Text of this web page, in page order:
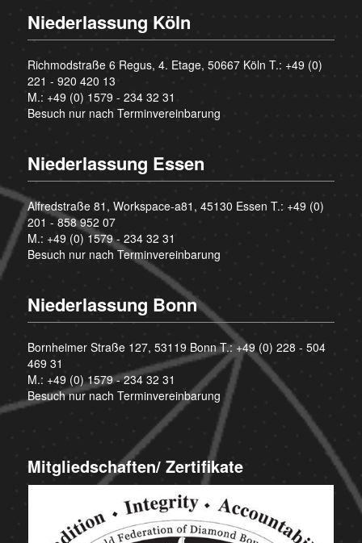
Niederlassung Köln
Richmodstraße 6 Regus, 4. Etage, 50667 Köln T.: +49 (0)
221 - 920 420 13
M.: +49 (0) 1579 - 234 32 31
Besuch nur nach Terminvereinbarung
Niederlassung Essen
Alfredstraße 81, Workspace-a81, 45130 Essen T.: +49 (0)
201 - 858 952 07
M.: +49 (0) 1579 - 234 32 31
Besuch nur nach Terminvereinbarung
Niederlassung Bonn
Bornheimer Straße 127, 53119 Bonn T.:+49 (0) 228 - 504
469 31
M.: +49 (0) 1579 - 234 32 31
Besuch nur nach Terminvereinbarung
Mitgliedschaften/ Zertifikate